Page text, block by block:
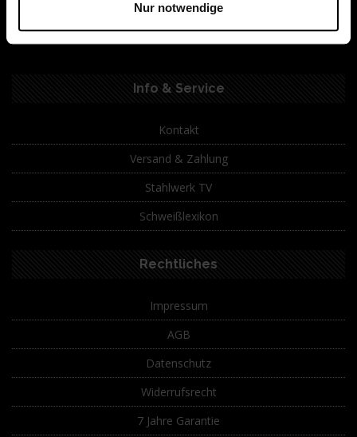
Nur notwendige
Info & Service
Kontakt
Versand & Zahlung
Stahlwerk TV
Schweißlexikon
Rechtliches
Impressum
AGB
Datenschutz
Widerrufsrecht
7 Jahre Garantie